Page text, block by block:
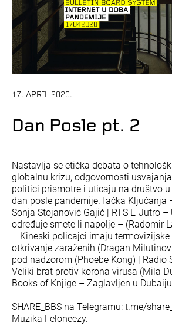
17. APRIL 2020.
Dan Posle pt. 2
Nastavlja se etička debata o
globalnu krizu, odgovornosti
politici prismotre i uticaju na društvo
dan posle pandemije.Tačka Ključanja
Sonja Stojanović Gajić | RTS E-Jutro –
određuje smete li napolje – (Radomir
– Kineski policajci imaju termovizijske
otkrivanje zaraženih (Dragan
pod nadzorom (Phoebe Kong) | Radio
Veliki brat protiv korona virusa (Mila
Books of Knjige – Zaglavljen u
SHARE_BBS na Telegramu: t.me/
Muzika Feloneezy.